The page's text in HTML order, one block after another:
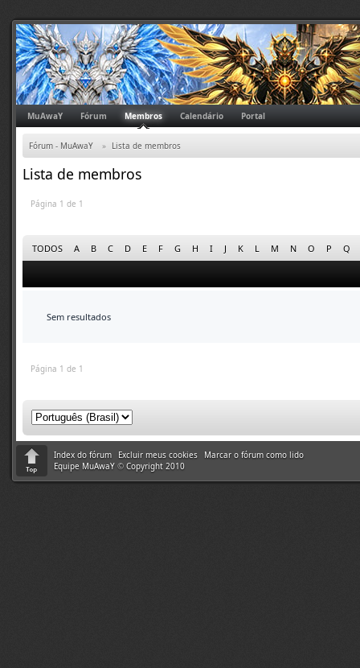
MuAwaY Fórum Membros Calendário Portal
Fórum - MuAwaY » Lista de membros
Lista de membros
Página 1 de 1
TODOS A B C D E F G H I J K L M N O P Q
Sem resultados
Página 1 de 1
Index do fórum Excluir meus cookies
Marcar o fórum como lido
Equipe MuAwaY © Copyright 2010